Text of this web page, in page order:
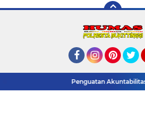
Pedoman Media Siber
Link Internal
Penguatan Akuntabilitas